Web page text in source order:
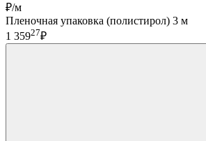
₽/м
Пленочная упаковка (полистирол) 3 м
1 35927₽